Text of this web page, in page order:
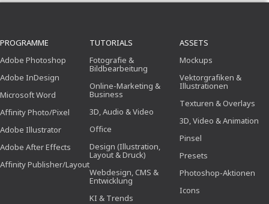
PROGRAMME
Adobe Photoshop
Adobe InDesign
Microsoft Word
Affinity Photo/Pixel
Adobe Illustrator
Adobe After Effects
Affinity Publisher/Layout
TUTORIALS
Fotografie &
Bildbearbeitung
Online-Marketing &
Business
3D, Audio & Video
Office
Design (Illustration,
Layout & Druck)
Webdesign, CMS &
Entwicklung
KI & Trends
ASSETS
Mockups
Vektorgrafiken &
Illustrationen
Texturen & Overlays
3D, Video & Animation
Pinsel
Presets
Photoshop-Aktionen
Icons